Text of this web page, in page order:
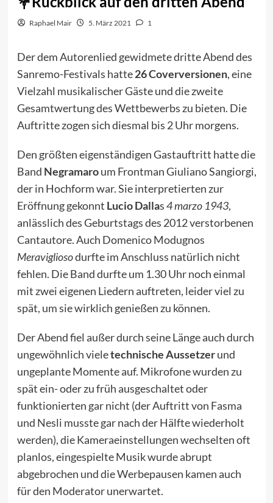
Raphael Mair 5. März 2021 1
Der dem Autorenlied gewidmete dritte Abend des
Sanremo-Festivals hatte26 Coverversionen, eine
Vielzahl musikalischer Gäste und die zweite
Gesamtwertung des Wettbewerbs zu bieten. Die
Auftritte zogen sich diesmal bis 2 Uhr morgens.
Den größten eigenständigen Gastauftritt hatte die
Band Negramaroum Frontman Giuliano Sangiorgi,
der in Hochform war. Sie interpretierten zur
Eröffnung gekonnt Lucio Dallas4 marzo 1943,
anlässlich des Geburtstags des 2012 verstorbenen
Cantautore. Auch Domenico Modugnos
Meravigliosodurfte im Anschluss natürlich nicht
fehlen. Die Band durfte um 1.30 Uhr noch einmal
mit zwei eigenen Liedern auftreten, leider viel zu
spät, um sie wirklich genießen zu können.
Der Abend fiel außer durch seine Länge auch durch
ungewöhnlich vieletechnische Aussetzerund
ungeplante Momente auf. Mikrofone wurden zu
spät ein- oder zu früh ausgeschaltet oder
funktionierten gar nicht (der Auftritt von Fasma
und Nesli musste gar nach der Hälfte wiederholt
werden), die Kameraeinstellungen wechselten oft
planlos, eingespielte Musik wurde abrupt
abgebrochen und die Werbepausen kamen auch
für den Moderator unerwartet.